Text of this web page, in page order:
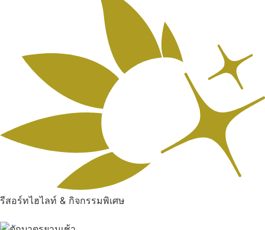
รีสอร์ทไฮไลท์ & กิจกรรมพิเศษ